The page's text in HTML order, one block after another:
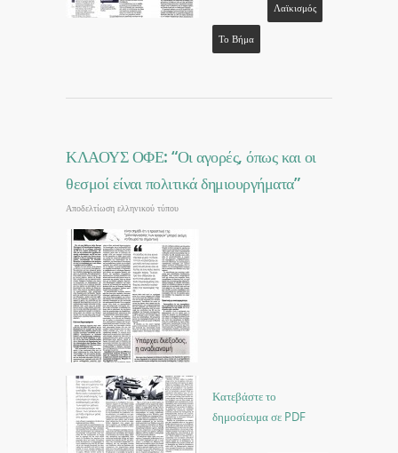
Λαϊκισμός
Το Βήμα
ΚΛΑΟΥΣ ΟΦΕ: “Οι αγορές, όπως και οι
θεσμοί είναι πολιτικά δημιουργήματα”
Αποδελτίωση ελληνικού τύπου
Κατεβάστε το
δημοσίευμα σε PDF